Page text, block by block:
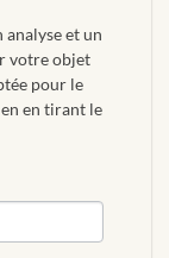
et un
votre objet
pour le
en tirant le